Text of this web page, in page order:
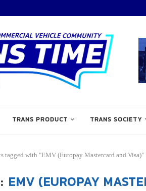
TRANS PRODUCT TRANS SOCIETY
tagged with "EMV (Europay Mastercard and Visa)"
EMV (EUROPAY